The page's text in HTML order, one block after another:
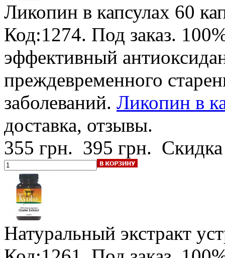
Ликопин в капсулах 60
Код:1274. Под заказ.
эффективный
преждевременного
заболеваний. Ликопин в
доставка, отзывы.
355 грн. 395 грн.
Натуральный экстракт